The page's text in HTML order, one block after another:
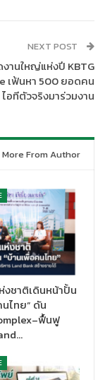
รงการรถไฟ
ราคาเริ่มต้น 85.88
ร่ 1 งานเศษ ย่าน
บาท เป็นต้น
งทางไปรษณีย์ด่วน
รับช่วงสถานการณ์
อดสด (live) งาน
ะดวกให้แก่ลูกค้าได้
เริ่มตั้งแต่เวลา
1888 และดูราย
รวมทั้งช่องทาง
เคชัน SAM NPA
ติดตาม
SAM NPA
เพื่อติดตาม
NEXT POST
งานใหญ่แห่งปี KBTG
เฟ้นหา 500 ยอดคน
ไอทีตัวจริงมาร่วมงาน
More From Author
งชาติเดินหน้าปั้น
ไทย” ดัน
ฟื้นฟู